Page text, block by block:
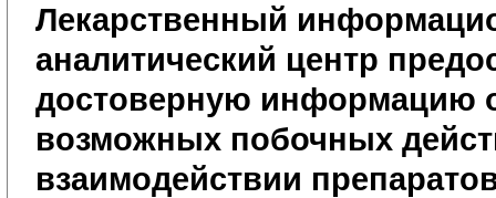
Лекарственный
аналитический центр
достоверную информацию
возможных побочных
взаимодействии